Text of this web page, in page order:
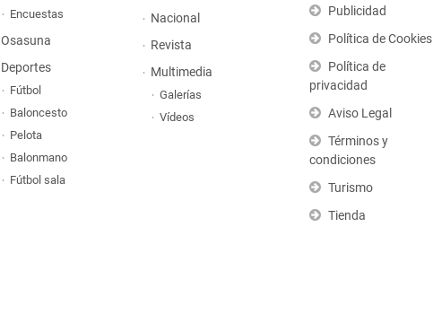
Encuestas
Osasuna
Deportes
Fútbol
Baloncesto
Pelota
Balonmano
Fútbol sala
Nacional
Revista
Multimedia
Galerías
Vídeos
Publicidad
Política de Cookies
Política de
privacidad
Aviso Legal
Términos y
condiciones
Turismo
Tienda